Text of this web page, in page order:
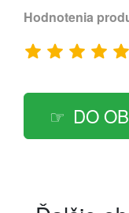
Hodnotenia
DO